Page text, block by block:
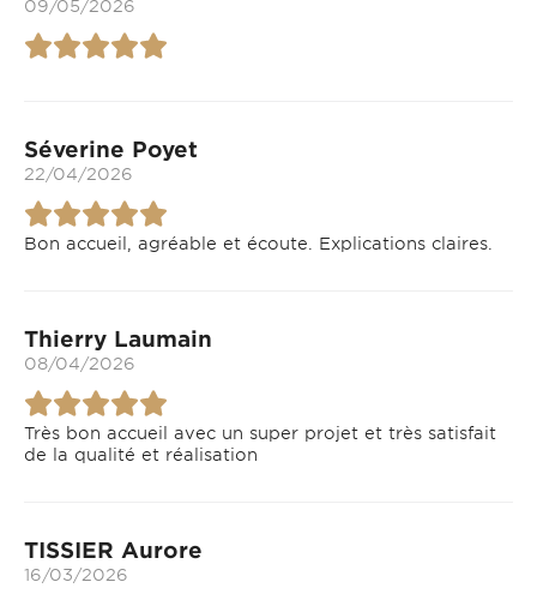
09/05/2026
Séverine Poyet
22/04/2026
Bon accueil, agréable et écoute. Explications claires.
Thierry Laumain
08/04/2026
Très bon accueil avec un super projet et très satisfait
de la qualité et réalisation
TISSIER Aurore
16/03/2026